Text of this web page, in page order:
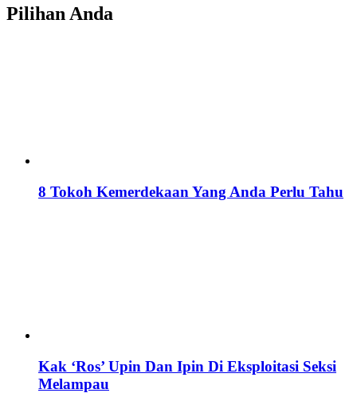
Pilihan Anda
8 Tokoh Kemerdekaan Yang Anda Perlu Tahu
Kak ‘Ros’ Upin Dan Ipin Di Eksploitasi Seksi
Melampau